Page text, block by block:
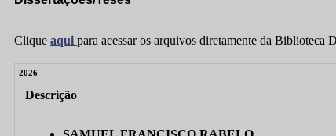
Clique aqui para acessar os arquivos diretamente da Biblioteca
2026
Descrição